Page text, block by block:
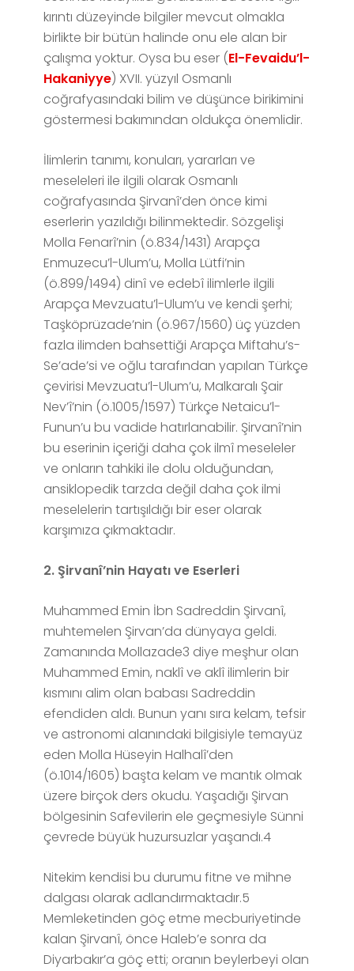
kırıntı düzeyinde bilgiler mevcut olmakla
birlikte bir bütün halinde onu ele alan bir
çalışma yoktur. Oysa bu eser (El-Fevaidu’l-
Hakaniyye) XVII. yüzyıl Osmanlı
coğrafyasındaki bilim ve düşünce birikimini
göstermesi bakımından oldukça önemlidir.
İlimlerin tanımı, konuları, yararları ve
meseleleri ile ilgili olarak Osmanlı
coğrafyasında Şirvanî’den önce kimi
eserlerin yazıldığı bilinmektedir. Sözgelişi
Molla Fenarî’nin (ö.834/1431) Arapça
Enmuzecu’l-Ulum’u, Molla Lütfi’nin
(ö.899/1494) dinî ve edebî ilimlerle ilgili
Arapça Mevzuatu’l-Ulum’u ve kendi şerhi;
Taşköprüzade’nin (ö.967/1560) üç yüzden
fazla ilimden bahsettiği Arapça Miftahu’s-
Se’ade’si ve oğlu tarafından yapılan Türkçe
çevirisi Mevzuatu’l-Ulum’u, Malkaralı Şair
Nev’î’nin (ö.1005/1597) Türkçe Netaicu’l-
Funun’u bu vadide hatırlanabilir. Şirvanî’nin
bu eserinin içeriği daha çok ilmî meseleler
ve onların tahkiki ile dolu olduğundan,
ansiklopedik tarzda değil daha çok ilmi
meselelerin tartışıldığı bir eser olarak
karşımıza çıkmaktadır.
2. Şirvanî’nin Hayatı ve Eserleri
Muhammed Emin İbn Sadreddin Şirvanî,
muhtemelen Şirvan’da dünyaya geldi.
Zamanında Mollazade3 diye meşhur olan
Muhammed Emin, naklî ve aklî ilimlerin bir
kısmını alim olan babası Sadreddin
efendiden aldı. Bunun yanı sıra kelam, tefsir
ve astronomi alanındaki bilgisiyle temayüz
eden Molla Hüseyin Halhalî’den
(ö.1014/1605) başta kelam ve mantık olmak
üzere birçok ders okudu. Yaşadığı Şirvan
bölgesinin Safevilerin ele geçmesiyle Sünni
çevrede büyük huzursuzlar yaşandı.4
Nitekim kendisi bu durumu fitne ve mihne
dalgası olarak adlandırmaktadır.5
Memleketinden göç etme mecburiyetinde
kalan Şirvanî, önce Haleb’e sonra da
Diyarbakır’a göç etti; oranın beylerbeyi olan